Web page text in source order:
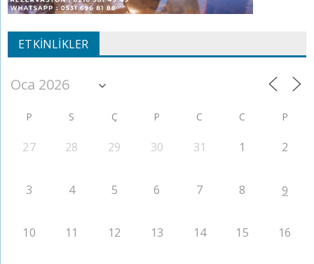
ETKINLIKLER
P S Ç P C C P
27 28 29 30 31 1 2
3 4 5 6 7 8 9
10 11 12 13 14 15 16